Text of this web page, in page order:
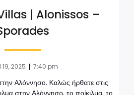
| Alonissos –
19, 2025 | 7:40 pm
Αλόννησο. Καλώς ήρθατε στις
στην Αλόννησο, το ποίκιλμα, το